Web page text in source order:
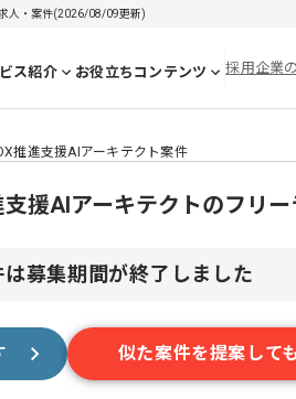
求人・案件(2026/08/09更新)
ス紹介 お役立ちコンテンツ 採用企業
推進支援AIアーキテクト案件
支援AIアーキテクトのフリ
は募集期間が終了しました
似た案件を提案して